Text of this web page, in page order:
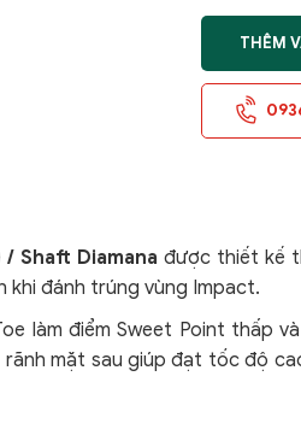
THÊM
Shaft Diamana được thiết kế
khi đánh trúng vùng Impact.
làm điểm Sweet Point thấp
mặt sau giúp đạt tốc độ